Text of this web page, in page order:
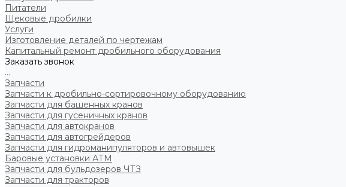
Питатели
Щековые дробилки
Услуги
Изготовление деталей по чертежам
Капитальный ремонт дробильного оборудования
Заказать звонок
...
Запчасти
Запчасти к дробильно-сортировочному оборудованию
Запчасти для башенных кранов
Запчасти для гусеничных кранов
Запчасти для автокранов
Запчасти для автогрейдеров
Запчасти для гидроманипуляторов и автовышек
Баровые установки АТМ
Запчасти для бульдозеров ЧТЗ
Запчасти для тракторов